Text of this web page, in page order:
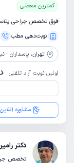
کمترین معطلی
فوق تخصص جراحی
نوبت‌دهی مطب
تهران، پاسداران - نبش
اولین نوبت آزاد تلفنی:
مشاوره
دکتر
تخصص